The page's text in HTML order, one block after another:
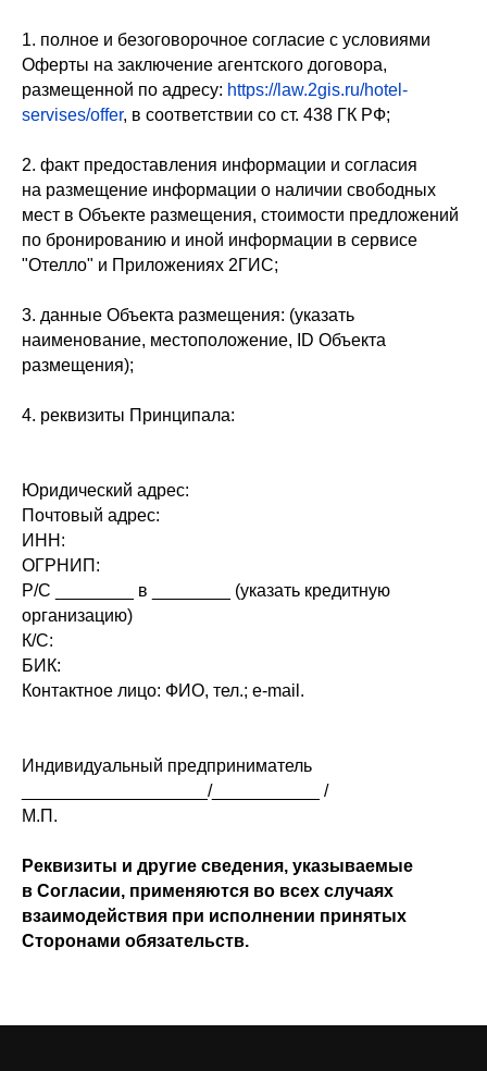
1. полное и безоговорочное согласие с условиями
Оферты на заключение агентского договора,
размещенной по адресу: https://law.2gis.ru/hotel-
servises/offer, в соответствии со ст. 438 ГК РФ;
2. факт предоставления информации и согласия
на размещение информации о наличии свободных
мест в Объекте размещения, стоимости предложений
по бронированию и иной информации в сервисе
"Отелло" и Приложениях 2ГИС;
3. данные Объекта размещения: (указать
наименование, местоположение, ID Объекта
размещения);
4. реквизиты Принципала:
Юридический адрес:
Почтовый адрес:
ИНН:
ОГРНИП:
Р/С ________ в ________ (указать кредитную
организацию)
К/С:
БИК:
Контактное лицо: ФИО, тел.; e-mail.
Индивидуальный предприниматель
___________________/___________ /
М.П.
Реквизиты и другие сведения, указываемые
в Согласии, применяются во всех случаях
взаимодействия при исполнении принятых
Сторонами обязательств.